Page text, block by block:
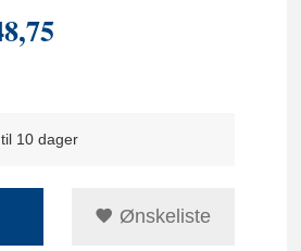
10 dager
Ønskeliste